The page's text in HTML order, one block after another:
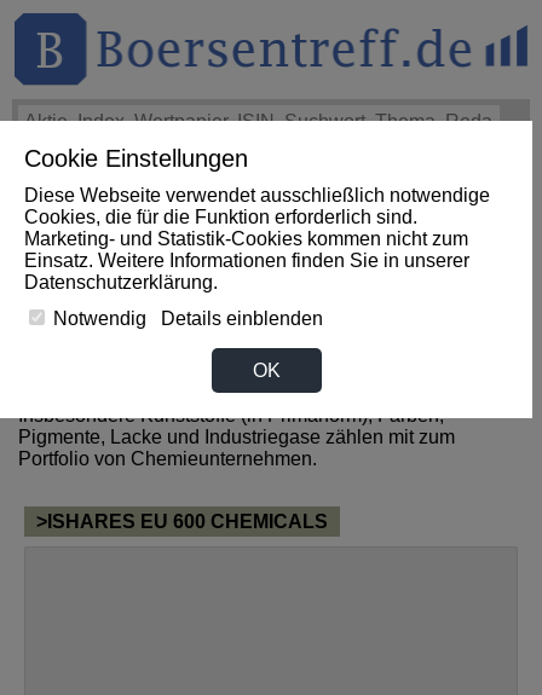
Cookie Einstellungen
Diese Webseite verwendet ausschließlich notwendige
Cookies, die für die Funktion erforderlich sind.
Marketing- und Statistik-Cookies kommen nicht zum
Einsatz. Weitere Informationen finden Sie in unserer
Datenschutzerklärung.
Notwendig
Details einblenden
OK
THEMEN HOT-STOCKS
News zum Sektor Chemie aus
Großbritannien
Zum Sektor Chemie gehören alle Unternehmen, welche
Grund-, Spezial- und Agrarchemikalien herstellen.
Insbesondere Kunststoffe (in Primärform), Farben,
Pigmente, Lacke und Industriegase zählen mit zum
Portfolio von Chemieunternehmen.
>ISHARES EU 600 CHEMICALS